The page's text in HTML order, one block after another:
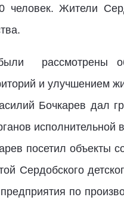
человек. Жители
рассмотрены
и улучшением
Бочкарев дал
исполнительной
посетил объекты
Сердобского
по